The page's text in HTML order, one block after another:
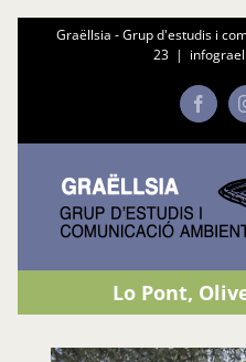
Graëllsia - Grup d'estudis i
23 |
Lo Pont,